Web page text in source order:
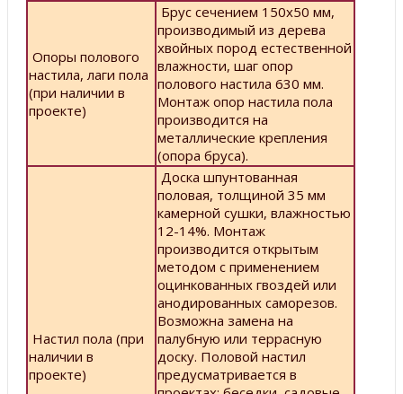
Опоры полового
настила, лаги пола
(при наличии в
проекте)
Брус сечением 150х50 мм,
производимый из дерева
хвойных пород естественной
влажности, шаг опор
полового настила 630 мм.
Монтаж опор настила пола
производится на
металлические крепления
(опора бруса).
Настил пола (при
наличии в
проекте)
Доска шпунтованная
половая, толщиной 35 мм
камерной сушки, влажностью
12-14%. Монтаж
производится открытым
методом с применением
оцинкованных гвоздей или
анодированных саморезов.
Возможна замена на
палубную или террасную
доску. Половой настил
предусматривается в